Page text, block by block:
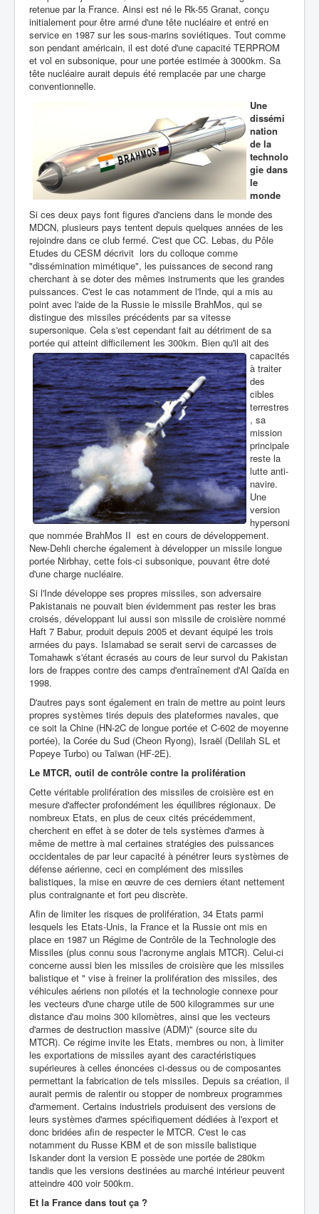
retenue par la France. Ainsi est né le Rk-55 Granat, conçu
initialement pour être armé d'une tête nucléaire et entré en
service en 1987 sur les sous-marins soviétiques. Tout comme
son pendant américain, il est doté d'une capacité TERPROM
et vol en subsonique, pour une portée estimée à 3000km. Sa
tête nucléaire aurait depuis été remplacée par une charge
conventionnelle.
Une
dissémi
nation
de la
technolo
gie dans
le
monde
Si ces deux pays font figures d'anciens dans le monde des
MDCN, plusieurs pays tentent depuis quelques années de les
rejoindre dans ce club fermé. C'est que CC. Lebas, du Pôle
Etudes du CESM décrivit lors du colloque comme
"dissémination mimétique", les puissances de second rang
cherchant à se doter des mêmes instruments que les grandes
puissances. C'est le cas notamment de l'Inde, qui a mis au
point avec l'aide de la Russie le missile BrahMos, qui se
distingue des missiles précédents par sa vitesse
supersonique. Cela s'est cependant fait au détriment de sa
portée qui atteint difficilement les 300km. Bien qu'il ait des
capacités
à traiter
des
cibles
terrestres
, sa
mission
principale
reste la
lutte anti-
navire.
Une
version
hypersoni
que nommée BrahMos II est en cours de développement.
New-Dehli cherche également à développer un missile longue
portée Nirbhay, cette fois-ci subsonique, pouvant être doté
d'une charge nucléaire.
Si l'Inde développe ses propres missiles, son adversaire
Pakistanais ne pouvait bien évidemment pas rester les bras
croisés, développant lui aussi son missile de croisière nommé
Haft 7 Babur, produit depuis 2005 et devant équipé les trois
armées du pays. Islamabad se serait servi de carcasses de
Tomahawk s'étant écrasés au cours de leur survol du Pakistan
lors de frappes contre des camps d'entraînement d'Al Qaïda en
1998.
D'autres pays sont également en train de mettre au point leurs
propres systèmes tirés depuis des plateformes navales, que
ce soit la Chine (HN-2C de longue portée et C-602 de moyenne
portée), la Corée du Sud (Cheon Ryong), Israël (Delilah SL et
Popeye Turbo) ou Taïwan (HF-2E).
Le MTCR, outil de contrôle contre la prolifération
Cette véritable prolifération des missiles de croisière est en
mesure d'affecter profondément les équilibres régionaux. De
nombreux Etats, en plus de ceux cités précédemment,
cherchent en effet à se doter de tels systèmes d'armes à
même de mettre à mal certaines stratégies des puissances
occidentales de par leur capacité à pénétrer leurs systèmes de
défense aérienne, ceci en complément des missiles
balistiques, la mise en œuvre de ces derniers étant nettement
plus contraignante et fort peu discrète.
Afin de limiter les risques de prolifération, 34 Etats parmi
lesquels les Etats-Unis, la France et la Russie ont mis en
place en 1987 un Régime de Contrôle de la Technologie des
Missiles (plus connu sous l'acronyme anglais MTCR). Celui-ci
concerne aussi bien les missiles de croisière que les missiles
balistique et " vise à freiner la prolifération des missiles, des
véhicules aériens non pilotés et la technologie connexe pour
les vecteurs d'une charge utile de 500 kilogrammes sur une
distance d'au moins 300 kilomètres, ainsi que les vecteurs
d'armes de destruction massive (ADM)" (source site du
MTCR). Ce régime invite les Etats, membres ou non, à limiter
les exportations de missiles ayant des caractéristiques
supérieures à celles énoncées ci-dessus ou de composantes
permettant la fabrication de tels missiles. Depuis sa création, il
aurait permis de ralentir ou stopper de nombreux programmes
d'armement. Certains industriels produisent des versions de
leurs systèmes d'armes spécifiquement dédiées à l'export et
donc bridées afin de respecter le MTCR. C'est le cas
notamment du Russe KBM et de son missile balistique
Iskander dont la version E possède une portée de 280km
tandis que les versions destinées au marché intérieur peuvent
atteindre 400 voir 500km.
Et la France dans tout ça ?